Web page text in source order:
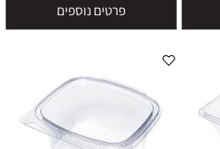
פרטים נוספים